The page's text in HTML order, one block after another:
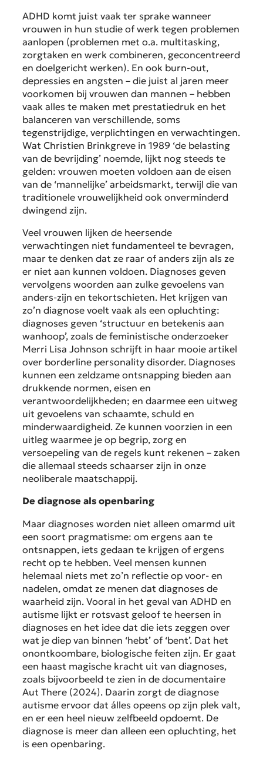
ADHD komt juist vaak ter sprake wanneer
vrouwen in hun studie of werk tegen problemen
aanlopen (problemen met o.a. multitasking,
zorgtaken en werk combineren, geconcentreerd
en doelgericht werken). En ook burn-out,
depressies en angsten – die juist al jaren meer
voorkomen bij vrouwen dan mannen – hebben
vaak alles te maken met prestatiedruk en het
balanceren van verschillende, soms
tegenstrijdige, verplichtingen en verwachtingen.
Wat Christien Brinkgreve in 1989 ‘de belasting
van de bevrijding’ noemde, lijkt nog steeds te
gelden: vrouwen moeten voldoen aan de eisen
van de ‘mannelijke’ arbeidsmarkt, terwijl die van
traditionele vrouwelijkheid ook onverminderd
dwingend zijn.
Veel vrouwen lijken de heersende
verwachtingen niet fundamenteel te bevragen,
maar te denken dat ze raar of anders zijn als ze
er niet aan kunnen voldoen. Diagnoses geven
vervolgens woorden aan zulke gevoelens van
anders-zijn en tekortschieten. Het krijgen van
zo’n diagnose voelt vaak als een opluchting:
diagnoses geven ‘structuur en betekenis aan
wanhoop’, zoals de feministische onderzoeker
Merri Lisa Johnson schrijft in haar mooie artikel
over borderline personality disorder. Diagnoses
kunnen een zeldzame ontsnapping bieden aan
drukkende normen, eisen en
verantwoordelijkheden; en daarmee een uitweg
uit gevoelens van schaamte, schuld en
minderwaardigheid. Ze kunnen voorzien in een
uitleg waarmee je op begrip, zorg en
versoepeling van de regels kunt rekenen – zaken
die allemaal steeds schaarser zijn in onze
neoliberale maatschappij.
De diagnose als openbaring
Maar diagnoses worden niet alleen omarmd uit
een soort pragmatisme: om ergens aan te
ontsnappen, iets gedaan te krijgen of ergens
recht op te hebben. Veel mensen kunnen
helemaal niets met zo’n reflectie op voor- en
nadelen, omdat ze menen dat diagnoses de
waarheid zijn. Vooral in het geval van ADHD en
autisme lijkt er rotsvast geloof te heersen in
diagnoses en het idee dat die iets zeggen over
wat je diep van binnen ‘hebt’ of ‘bent’. Dat het
onontkoombare, biologische feiten zijn. Er gaat
een haast magische kracht uit van diagnoses,
zoals bijvoorbeeld te zien in de documentaire
Aut There (2024). Daarin zorgt de diagnose
autisme ervoor dat álles opeens op zijn plek valt,
en er een heel nieuw zelfbeeld opdoemt. De
diagnose is meer dan alleen een opluchting, het
is een openbaring.